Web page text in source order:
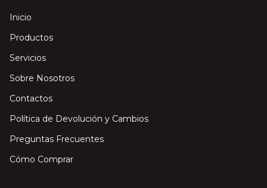
Inicio
Productos
Servicios
Sobre Nosotros
Contactos
Política de Devolución y Cambios
Preguntas Frecuentes
Cómo Comprar